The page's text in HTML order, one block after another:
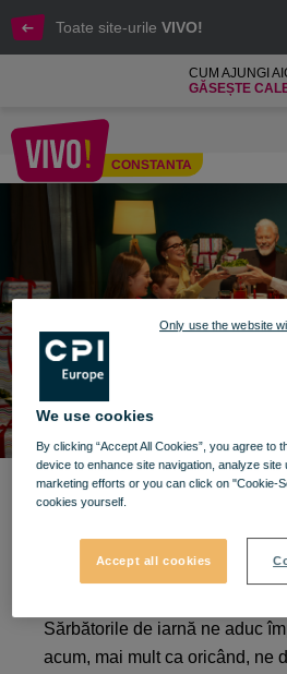
Toate site-urile VIVO!
CUM AJUNGI
GĂSEȘTE
Constanta
CONSTANTA
Magia Crăciunului a ajuns la VIVO!
la VIVO!
Sărbătorile de iarnă ne aduc
acum, mai mult ca oricând, ne
We use cookies
By clicking “Accept All Cookies”, you agree to
device to enhance site navigation, analyze site
marketing efforts or you can click on "Cookie-
cookies yourself.
Accept all cookies
Only use the website